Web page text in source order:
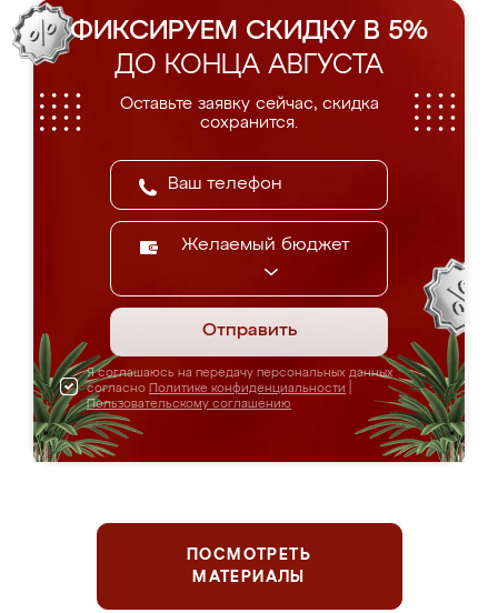
ФИКСИРУЕМ СКИДКУ В 5%
ДО КОНЦА АВГУСТА
Оставьте заявку сейчас, скидка
сохранится.
Желаемый бюджет
Отправить
Я соглашаюсь на передачу персональных данных
согласно Политике конфиденциальности
Пользовательскому соглашению
ПОСМОТРЕТЬ
МАТЕРИАЛЫ